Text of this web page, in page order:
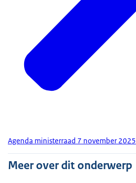
Agenda ministerraad 7 november 2025
Meer over dit onderwerp